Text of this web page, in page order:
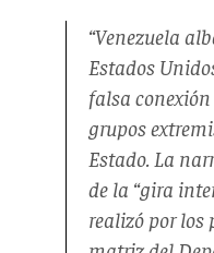
“Venezuela
Estados
falsa
grupos
Estado. La
de la “gira
realizó por los